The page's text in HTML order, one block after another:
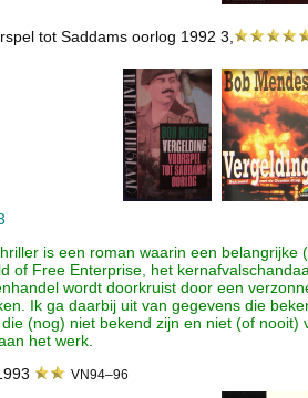
tot Saddams oorlog 1992 3,
is een roman waarin een
of Free Enterprise, het
wordt doorkruist door een
Ik ga daarbij uit van gegevens die
(nog) niet bekend zijn en niet (of
het werk.
VN94–96